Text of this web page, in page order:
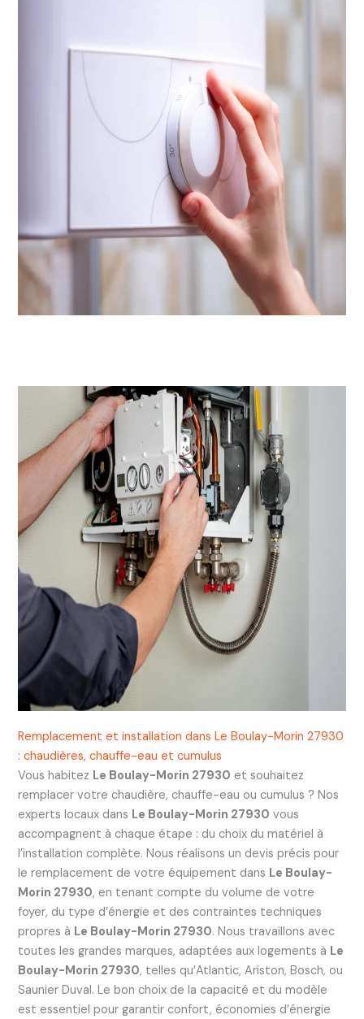
Remplacement et installation dans Le Boulay-Morin 27930
: chaudières, chauffe-eau et cumulus
Vous habitez Le Boulay-Morin 27930 et souhaitez
remplacer votre chaudière, chauffe-eau ou cumulus ? Nos
experts locaux dans Le Boulay-Morin 27930 vous
accompagnent à chaque étape : du choix du matériel à
l’installation complète. Nous réalisons un devis précis pour
le remplacement de votre équipement dans Le Boulay-
Morin 27930, en tenant compte du volume de votre
foyer, du type d’énergie et des contraintes techniques
propres à Le Boulay-Morin 27930. Nous travaillons avec
toutes les grandes marques, adaptées aux logements à Le
Boulay-Morin 27930, telles qu’Atlantic, Ariston, Bosch, ou
Saunier Duval. Le bon choix de la capacité et du modèle
est essentiel pour garantir confort, économies d’énergie